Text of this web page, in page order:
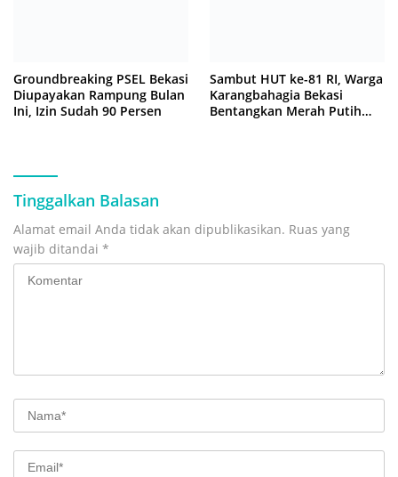
Groundbreaking PSEL Bekasi
Diupayakan Rampung Bulan
Ini, Izin Sudah 90 Persen
Sambut HUT ke-81 RI, Warga
Karangbahagia Bekasi
Bentangkan Merah Putih
Tinggalkan Balasan
Alamat email Anda tidak akan dipublikasikan. Ruas yang
wajib ditandai *